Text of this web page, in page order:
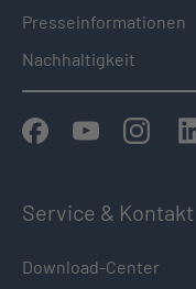
Presseinformationen
Nachhaltigkeit
Service & Kontakt
Download-Center